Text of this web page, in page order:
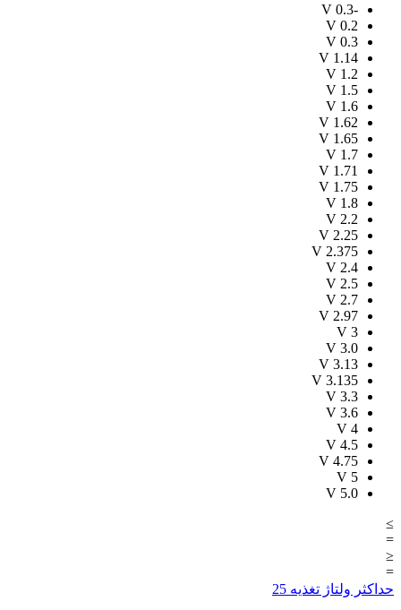
-0.3
V
0.2
V
0.3
V
1.14
V
1.2
V
1.5
V
1.6
V
1.62
V
1.65
V
1.7
V
1.71
V
1.75
V
1.8
V
2.2
V
2.25
V
2.375
V
2.4
V
2.5
V
2.7
V
2.97
V
3
V
3.0
V
3.13
V
3.135
V
3.3
V
3.6
V
4
V
4.5
V
4.75
V
5
V
5.0
V
≥
=
≤
=
حداکثر ولتاژ تغذیه 25